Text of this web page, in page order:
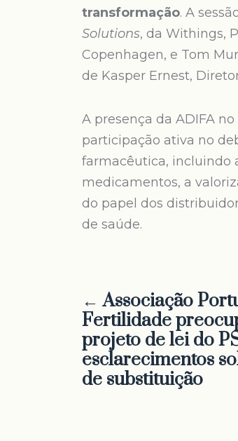
transformação. A
Solutions, da Withings,
Copenhagen, e Tom
de Kasper Ernest,
A presença da ADIFA
participação ativa no
farmacêutica, incluindo
medicamentos, a
do papel dos
de saúde.
← Associação
Fertilidade
projeto de lei do
esclarecimentos
de substituição